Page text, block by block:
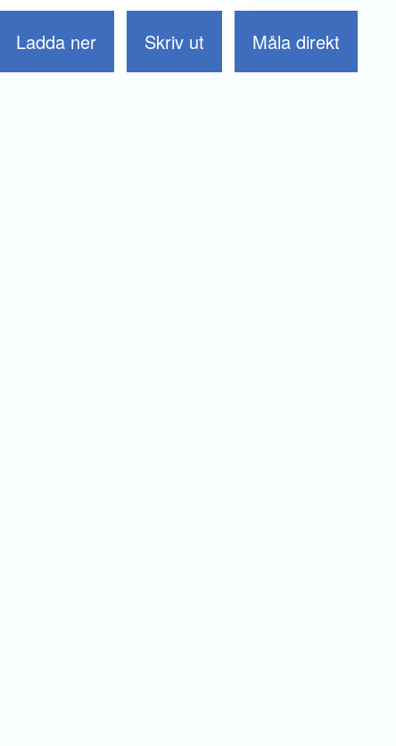
Ladda ner Skriv ut Måla direkt